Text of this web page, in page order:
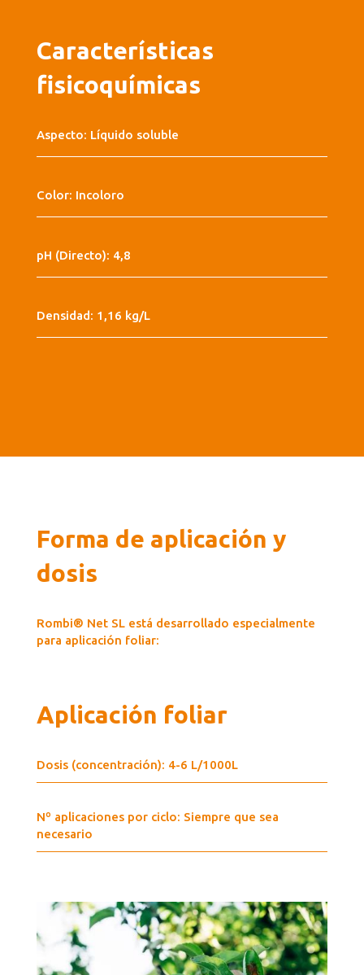
Características
fisicoquímicas
Aspecto: Líquido soluble
Color: Incoloro
pH (Directo): 4,8
Densidad: 1,16 kg/L
Forma de aplicación y
dosis
Rombi® Net SL está desarrollado especialmente
para aplicación foliar:
Aplicación foliar
Dosis (concentración): 4-6 L/1000L
Nº aplicaciones por ciclo: Siempre que sea
necesario